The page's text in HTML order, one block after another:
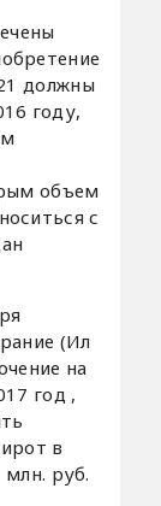
должны
году,
объем
с
(Ил
на
год ,
в
руб.